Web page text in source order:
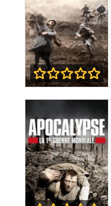
Apocalypse,
Verdun